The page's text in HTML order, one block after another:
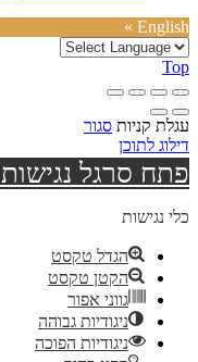
English »
Top
עגלת קניות סגור
דילוג לתוכן
פתח סרגל נגישות
כלי נגישות
הגדל טקסט
הקטן טקסט
גווני אפור
ניגודיות גבוהה
ניגודיות הפוכה